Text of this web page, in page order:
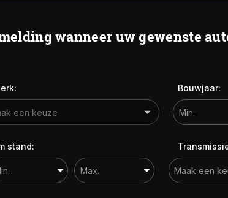
wanneer uw gewenste
Bouwjaar:
stand: